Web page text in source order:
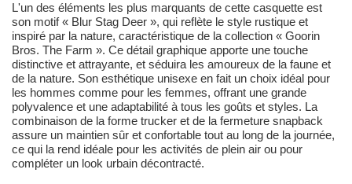
L'un des éléments les plus marquants de cette casquette est
son motif « Blur Stag Deer », qui reflète le style rustique et
inspiré par la nature, caractéristique de la collection « Goorin
Bros. The Farm ». Ce détail graphique apporte une touche
distinctive et attrayante, et séduira les amoureux de la faune et
de la nature. Son esthétique unisexe en fait un choix idéal pour
les hommes comme pour les femmes, offrant une grande
polyvalence et une adaptabilité à tous les goûts et styles. La
combinaison de la forme trucker et de la fermeture snapback
assure un maintien sûr et confortable tout au long de la journée,
ce qui la rend idéale pour les activités de plein air ou pour
compléter un look urbain décontracté.